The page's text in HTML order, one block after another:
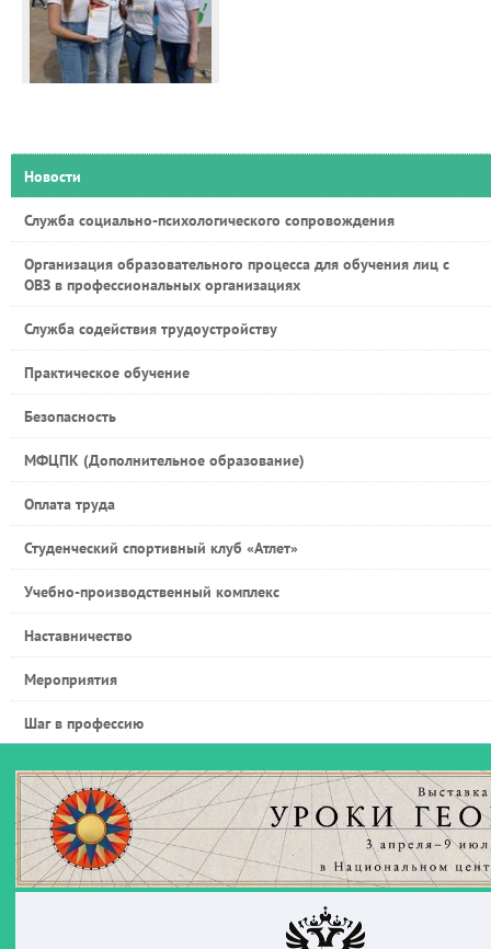
Новости
Служба социально-психологического сопровождения
Организация образовательного процесса для обучения лиц с
ОВЗ в профессиональных организациях
Служба содействия трудоустройству
Практическое обучение
Безопасность
МФЦПК (Дополнительное образование)
Оплата труда
Студенческий спортивный клуб «Атлет»
Учебно-производственный комплекс
Наставничество
Мероприятия
Шаг в профессию